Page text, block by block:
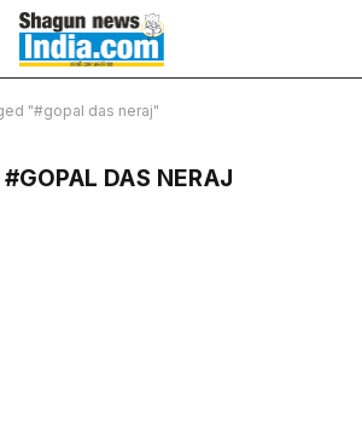
"#gopal das neraj"
#GOPAL DAS NERAJ